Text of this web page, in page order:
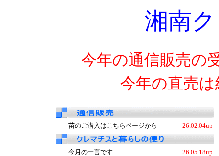
湘南
今年の通信販売の
今年の直売
苗のご購入はこちらページから 26.02.04up
今月の一言です 26.05.18up